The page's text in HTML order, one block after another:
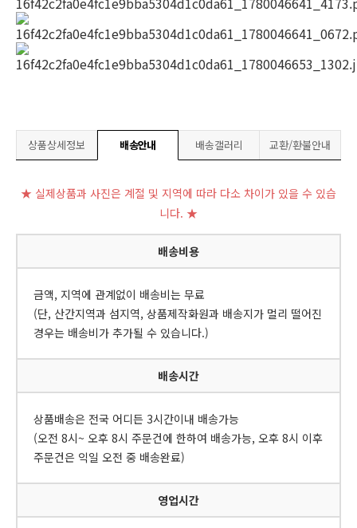
상품상세정보 배송안내 배송갤러리 교환/환불안내
★ 실제상품과 사진은 계절 및 지역에 따라 다소 차이가 있을 수 있습
니다. ★
배송비용
금액, 지역에 관계없이 배송비는 무료
(단, 산간지역과 섬지역, 상품제작화원과 배송지가 멀리 떨어진
경우는 배송비가 추가될 수 있습니다.)
배송시간
상품배송은 전국 어디든 3시간이내 배송가능
(오전 8시~ 오후 8시 주문건에 한하여 배송가능, 오후 8시 이후
주문건은 익일 오전 중 배송완료)
영업시간